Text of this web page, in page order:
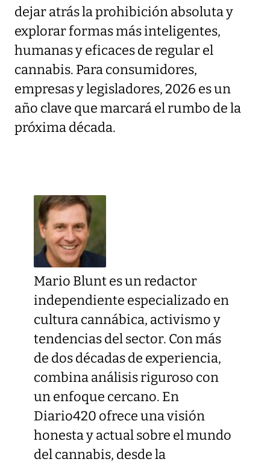
dejar atrás la prohibición absoluta y
explorar formas más inteligentes,
humanas y eficaces de regular el
cannabis. Para consumidores,
empresas y legisladores, 2026 es un
año clave que marcará el rumbo de la
próxima década.
Mario Blunt es un redactor
independiente especializado en
cultura cannábica, activismo y
tendencias del sector. Con más
de dos décadas de experiencia,
combina análisis riguroso con
un enfoque cercano. En
Diario420 ofrece una visión
honesta y actual sobre el mundo
del cannabis, desde la